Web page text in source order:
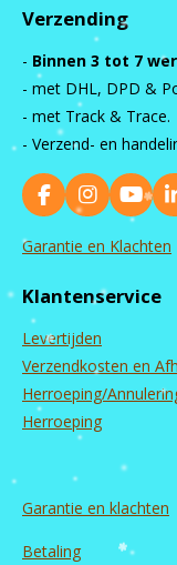
Verzending
- Binnen 3 tot 7
- met DHL, DPD &
- met Track & Trace.
- Verzend- en
F
a
c
o
k
I
n
s
g
a
m
Y
o
u
b
i
Garantie en Klachten
Klantenservice
Levertijden
Verzendkosten en
Herroeping/
Herroeping
Garantie en klachten
Betaling